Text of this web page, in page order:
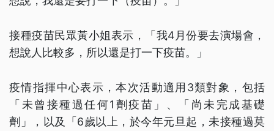
接種疫苗民眾黃小姐表示，「我4月份要去演場會，
想說人比較多，所以還是打一下疫苗。」
疫情指揮中心表示，本次活動適用3類對象，包括
「未曾接種過任何1劑疫苗」、「尚未完成基礎
劑」，以及「6歲以上，於今年元旦起，未接種過莫